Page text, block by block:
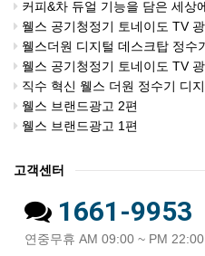
커피&차 듀얼 기능을 담은 세상
웰스 공기청정기 토네이도 TV
웰스더원 디지털 데스크탑 정수
웰스 공기청정기 토네이도 TV
직수 혁신 웰스 더원 정수기 디
웰스 브랜드광고 2편
웰스 브랜드광고 1편
고객센터
1661-9953
연중무휴 AM 09:00 ~ PM 22:00